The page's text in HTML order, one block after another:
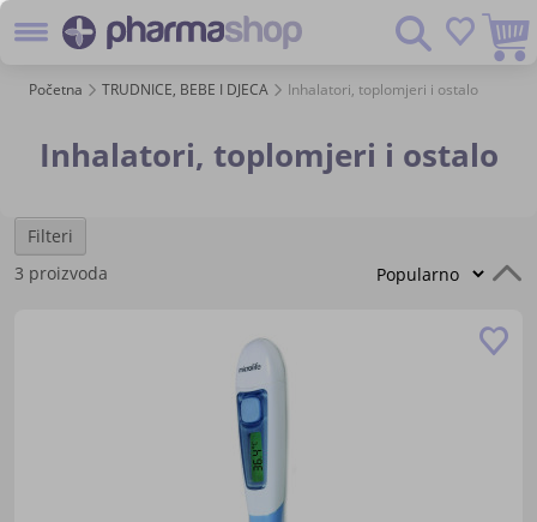
Pretraživanje
na
sadržaj
Početna TRUDNICE, BEBE I DJECA Inhalatori, toplomjeri i ostalo
Inhalatori, toplomjeri i ostalo
Filteri
3 proizvoda